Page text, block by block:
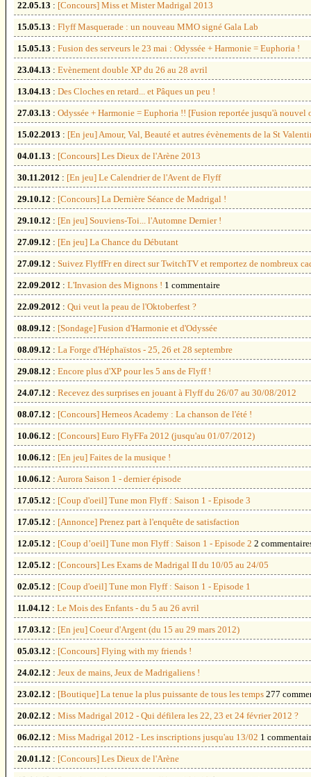
22.05.13 : [Concours] Miss et Mister Madrigal 2013
15.05.13 : Flyff Masquerade : un nouveau MMO signé Gala Lab
15.05.13 : Fusion des serveurs le 23 mai : Odyssée + Harmonie = Euphoria !
23.04.13 : Evènement double XP du 26 au 28 avril
13.04.13 : Des Cloches en retard... et Pâques un peu !
27.03.13 : Odyssée + Harmonie = Euphoria !! [Fusion reportée jusqu'à nouvel
15.02.2013 : [En jeu] Amour, Val, Beauté et autres évènements de la St
04.01.13 : [Concours] Les Dieux de l'Arène 2013
30.11.2012 : [En jeu] Le Calendrier de l'Avent de Flyff
29.10.12 : [Concours] La Dernière Séance de Madrigal !
29.10.12 : [En jeu] Souviens-Toi... l'Automne Dernier !
27.09.12 : [En jeu] La Chance du Débutant
27.09.12 : Suivez FlyffFr en direct sur TwitchTV et remportez de nombreux
22.09.2012 : L'Invasion des Mignons ! 1 commentaire
22.09.2012 : Qui veut la peau de l'Oktoberfest ?
08.09.12 : [Sondage] Fusion d'Harmonie et d'Odyssée
08.09.12 : La Forge d'Héphaïstos - 25, 26 et 28 septembre
29.08.12 : Encore plus d'XP pour les 5 ans de Flyff !
24.07.12 : Recevez des surprises en jouant à Flyff du 26/07 au 30/08/2012
08.07.12 : [Concours] Herneos Academy : La chanson de l'été !
10.06.12 : [Concours] Euro FlyFFa 2012 (jusqu'au 01/07/2012)
10.06.12 : [En jeu] Faites de la musique !
10.06.12 : Aurora Saison 1 - dernier épisode
17.05.12 : [Coup d'oeil] Tune mon Flyff : Saison 1 - Episode 3
17.05.12 : [Annonce] Prenez part à l'enquête de satisfaction
12.05.12 : [Coup d’oeil] Tune mon Flyff : Saison 1 - Episode 2 2
12.05.12 : [Concours] Les Exams de Madrigal II du 10/05 au 24/05
02.05.12 : [Coup d'oeil] Tune mon Flyff : Saison 1 - Episode 1
11.04.12 : Le Mois des Enfants - du 5 au 26 avril
17.03.12 : [En jeu] Coeur d'Argent (du 15 au 29 mars 2012)
05.03.12 : [Concours] Flying with my friends !
24.02.12 : Jeux de mains, Jeux de Madrigaliens !
23.02.12 : [Boutique] La tenue la plus puissante de tous les temps 277
20.02.12 : Miss Madrigal 2012 - Qui défilera les 22, 23 et 24 février 2012 ?
06.02.12 : Miss Madrigal 2012 - Les inscriptions jusqu'au 13/02 1
20.01.12 : [Concours] Les Dieux de l'Arène